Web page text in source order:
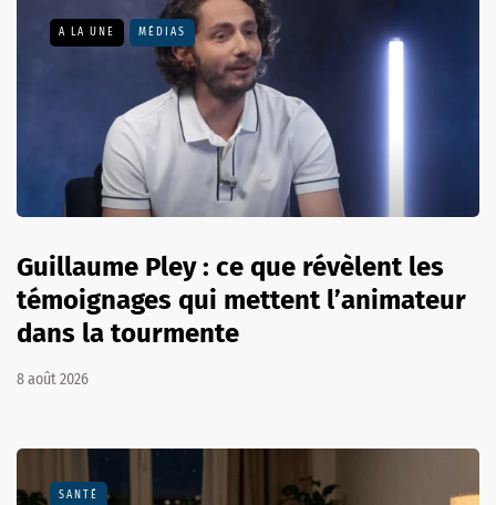
A LA UNE MÉDIAS
Guillaume Pley : ce que révèlent les
témoignages qui mettent l’animateur
dans la tourmente
8 août 2026
SANTÉ